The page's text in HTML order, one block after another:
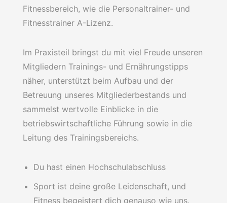
Fitnessbereich, wie die Personaltrainer- und
Fitnesstrainer A-Lizenz.
Im Praxisteil bringst du mit viel Freude unseren
Mitgliedern Trainings- und Ernährungstipps
näher, unterstützt beim Aufbau und der
Betreuung unseres Mitgliederbestands und
sammelst wertvolle Einblicke in die
betriebswirtschaftliche Führung sowie in die
Leitung des Trainingsbereichs.
Du hast einen Hochschulabschluss
Sport ist deine große Leidenschaft, und
Fitness begeistert dich genauso wie uns.